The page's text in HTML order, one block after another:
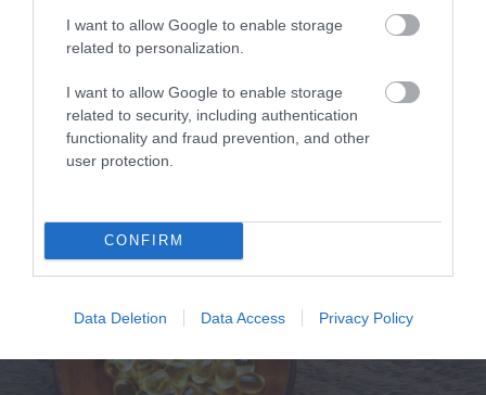
I want to allow Google to enable storage
related to personalization.
I want to allow Google to enable storage
related to security, including authentication
functionality and fraud prevention, and other
user protection.
CONFIRM
Data Deletion Data Access Privacy Policy
Τριγλυκερίδια: Ποιες τροφές τα αυξάνουν
καλύτερη ρύθμισή τους